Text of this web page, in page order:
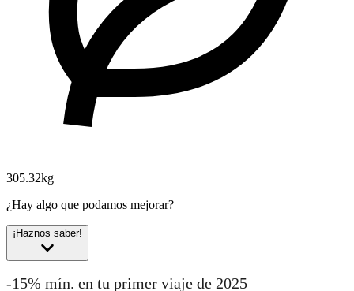
305.32kg
¿Hay algo que podamos mejorar?
¡Haznos saber!
-15% mín. en tu primer viaje de 2025